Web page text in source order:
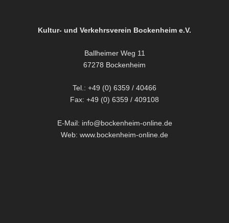
Kultur- und Verkehrsverein Bockenheim e.V.
Ballheimer Weg 11
67278 Bockenheim
Tel.: +49 (0) 6359 / 40466
Fax: +49 (0) 6359 / 409108
E-Mail: info@bockenheim-online.de
Web: www.bockenheim-online.de